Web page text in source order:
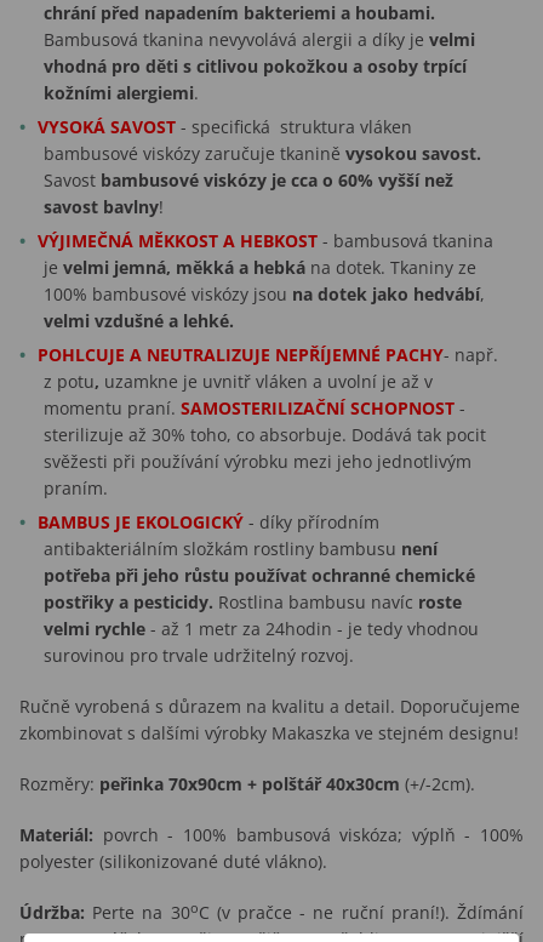
chrání před napadením bakteriemi a houbami.
Bambusová tkanina nevyvolává alergii a díky je velmi
vhodná pro děti s citlivou pokožkou a osoby trpící
kožními alergiemi.
VYSOKÁ SAVOST - specifická struktura vláken
bambusové viskózy zaručuje tkanině vysokou savost.
Savost bambusové viskózy je cca o 60% vyšší než
savost bavlny!
VÝJIMEČNÁ MĚKKOST A HEBKOST - bambusová tkanina
je velmi jemná, měkká a hebká na dotek. Tkaniny ze
100% bambusové viskózy jsou na dotek jako hedvábí,
velmi vzdušné a lehké.
POHLCUJE A NEUTRALIZUJE NEPŘÍJEMNÉ PACHY- např.
z potu, uzamkne je uvnitř vláken a uvolní je až v
momentu praní. SAMOSTERILIZAČNÍ SCHOPNOST -
sterilizuje až 30% toho, co absorbuje. Dodává tak pocit
svěžesti při používání výrobku mezi jeho jednotlivým
praním.
BAMBUS JE EKOLOGICKÝ - díky přírodním
antibakteriálním složkám rostliny bambusu není
potřeba při jeho růstu používat ochranné chemické
postřiky a pesticidy. Rostlina bambusu navíc roste
velmi rychle - až 1 metr za 24hodin - je tedy vhodnou
surovinou pro trvale udržitelný rozvoj.
Ručně vyrobená s důrazem na kvalitu a detail. Doporučujeme
zkombinovat s dalšími výrobky Makaszka ve stejném designu!
Rozměry: peřinka 70x90cm + polštář 40x30cm (+/-2cm).
Materiál: povrch - 100% bambusová viskóza; výplň - 100%
polyester (silikonizované duté vlákno).
Údržba: Perte na 30oC (v pračce - ne ruční praní!). Ždímání